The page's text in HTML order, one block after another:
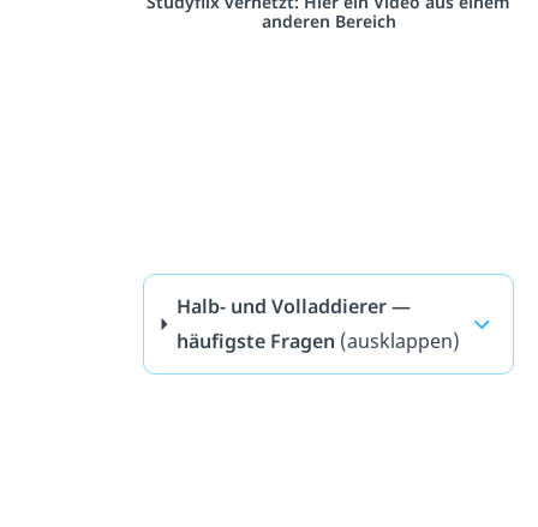
anderen Bereich
Halb- und Volladdierer —
häufigste Fragen (ausklappen)